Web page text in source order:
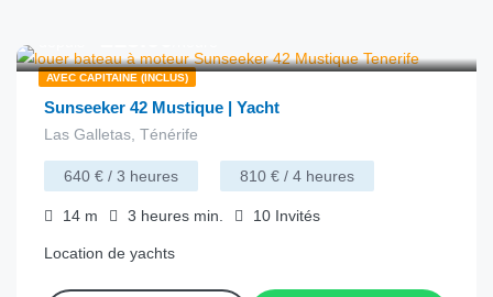
AVEC CAPITAINE (INCLUS)
Sunseeker 42 Mustique | Yacht
Las Galletas, Ténérife
640 € / 3 heures 810 € / 4 heures
14 m 3 heures min. 10 Invités
Location de yachts